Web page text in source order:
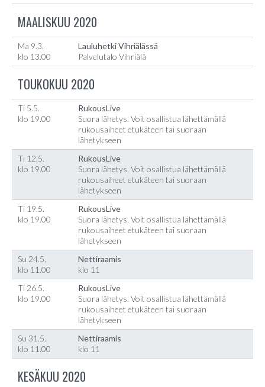
MAALISKUU 2020
Ma 9.3.
klo 13.00
Lauluhetki Vihriälässä
Palvelutalo Vihriälä
TOUKOKUU 2020
Ti 5.5.
klo 19.00
RukousLive
Suora lähetys. Voit osallistua lähettämällä
rukousaiheet etukäteen tai suoraan
lähetykseen
Ti 12.5.
klo 19.00
RukousLive
Suora lähetys. Voit osallistua lähettämällä
rukousaiheet etukäteen tai suoraan
lähetykseen
Ti 19.5.
klo 19.00
RukousLive
Suora lähetys. Voit osallistua lähettämällä
rukousaiheet etukäteen tai suoraan
lähetykseen
Su 24.5.
klo 11.00
Nettiraamis
klo 11
Ti 26.5.
klo 19.00
RukousLive
Suora lähetys. Voit osallistua lähettämällä
rukousaiheet etukäteen tai suoraan
lähetykseen
Su 31.5.
klo 11.00
Nettiraamis
klo 11
KESÄKUU 2020